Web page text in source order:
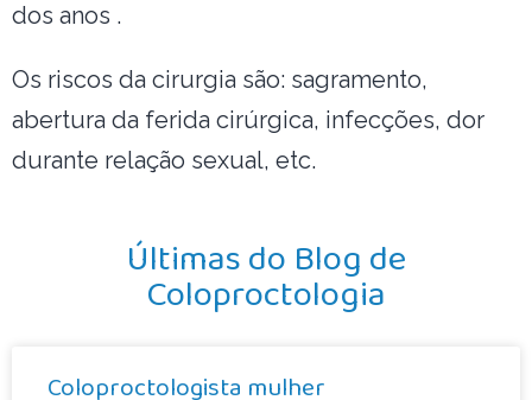
dos anos .
Os riscos da cirurgia são: sagramento,
abertura da ferida cirúrgica, infecções, dor
durante relação sexual, etc.
Últimas do Blog de
Coloproctologia
Coloproctologista mulher